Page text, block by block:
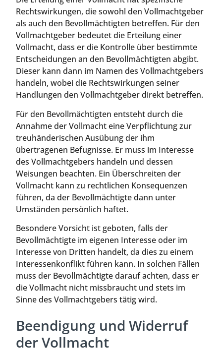
Rechtswirkungen, die sowohl den Vollmachtgeber
als auch den Bevollmächtigten betreffen. Für den
Vollmachtgeber bedeutet die Erteilung einer
Vollmacht, dass er die Kontrolle über bestimmte
Entscheidungen an den Bevollmächtigten abgibt.
Dieser kann dann im Namen des Vollmachtgebers
handeln, wobei die Rechtswirkungen seiner
Handlungen den Vollmachtgeber direkt betreffen.
Für den Bevollmächtigten entsteht durch die
Annahme der Vollmacht eine Verpflichtung zur
treuhänderischen Ausübung der ihm
übertragenen Befugnisse. Er muss im Interesse
des Vollmachtgebers handeln und dessen
Weisungen beachten. Ein Überschreiten der
Vollmacht kann zu rechtlichen Konsequenzen
führen, da der Bevollmächtigte dann unter
Umständen persönlich haftet.
Besondere Vorsicht ist geboten, falls der
Bevollmächtigte im eigenen Interesse oder im
Interesse von Dritten handelt, da dies zu einem
Interessenkonflikt führen kann. In solchen Fällen
muss der Bevollmächtigte darauf achten, dass er
die Vollmacht nicht missbraucht und stets im
Sinne des Vollmachtgebers tätig wird.
Beendigung und Widerruf
der Vollmacht